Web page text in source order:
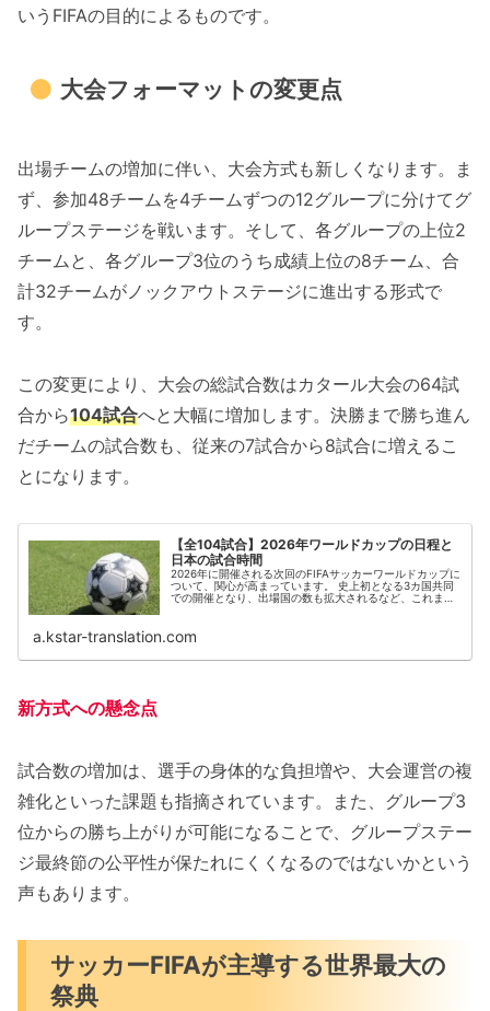
いうFIFAの目的によるものです。
大会フォーマットの変更点
出場チームの増加に伴い、大会方式も新しくなります。ま
ず、参加48チームを4チームずつの12グループに分けてグ
ループステージを戦います。そして、各グループの上位2
チームと、各グループ3位のうち成績上位の8チーム、合
計32チームがノックアウトステージに進出する形式で
す。
この変更により、大会の総試合数はカタール大会の64試
合から104試合へと大幅に増加します。決勝まで勝ち進ん
だチームの試合数も、従来の7試合から8試合に増えるこ
とになります。
【全104試合】2026年ワールドカップの日程と
日本の試合時間
2026年に開催される次回のFIFAサッカーワールドカップに
ついて、関心が高まっています。 史上初となる3カ国共同
での開催となり、出場国の数も拡大されるなど、これまで
a.kstar-translation.com
新方式への懸念点
試合数の増加は、選手の身体的な負担増や、大会運営の複
雑化といった課題も指摘されています。また、グループ3
位からの勝ち上がりが可能になることで、グループステー
ジ最終節の公平性が保たれにくくなるのではないかという
声もあります。
サッカーFIFAが主導する世界最大の
祭典